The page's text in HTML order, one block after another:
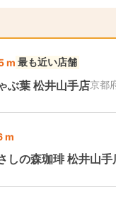
m 最も近い店舗
ぶ葉 松井山手店京都
m
しの森珈琲 松井山手